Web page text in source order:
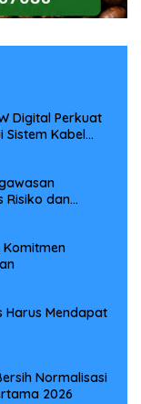
Digital Perkuat
Sistem Kabel
Risiko dan
Komitmen
Harus Mendapat
Normalisasi
2026